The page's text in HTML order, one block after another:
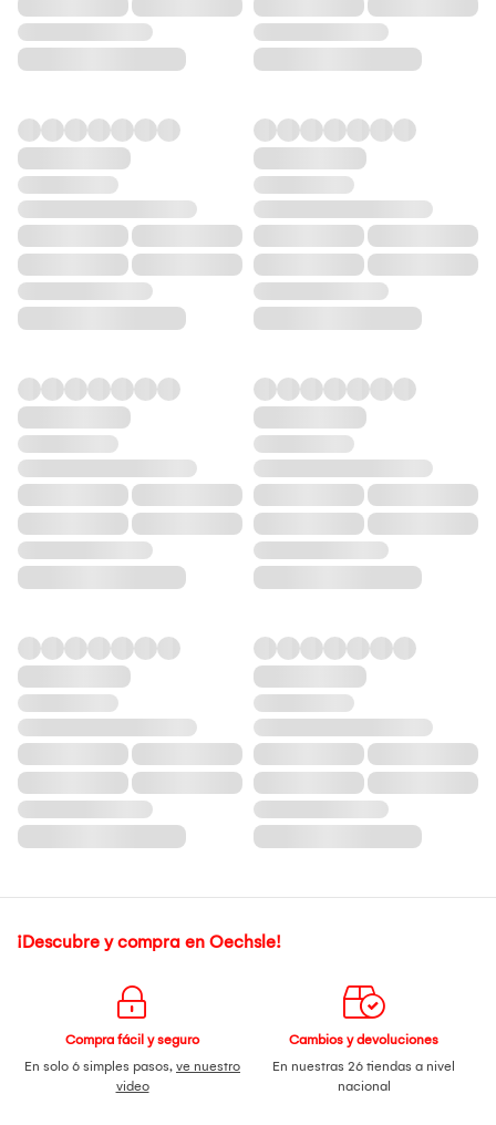
¡Descubre y compra en Oechsle!
Compra fácil y seguro
En solo 6 simples pasos, ve nuestro
video
Cambios y devoluciones
En nuestras 26 tiendas a nivel
nacional